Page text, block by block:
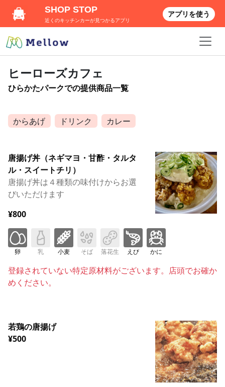
ヒーローズカフェ
ひらかたパークでの提供商品一覧
からあげ ドリンク カレー
唐揚げ丼（ネギマヨ・甘酢・タルタ
ル・スイートチリ）
唐揚げ丼は４種類の味付けからお選
びいただけます
¥800
卵 乳 小麦 そば 落花生 えび かに
登録されていない特定原材料がございます。店頭でお確か
めください。
若鶏の唐揚げ
¥500
SHOP STOP
近くのキッチンカーが見つかるアプリ
アプリを使う